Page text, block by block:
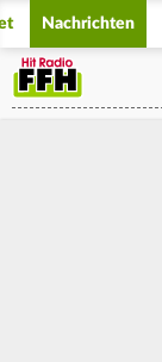
Nachrichten